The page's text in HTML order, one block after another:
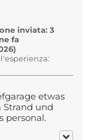
inviata: 3
fa
etwas
Strand und
personal.